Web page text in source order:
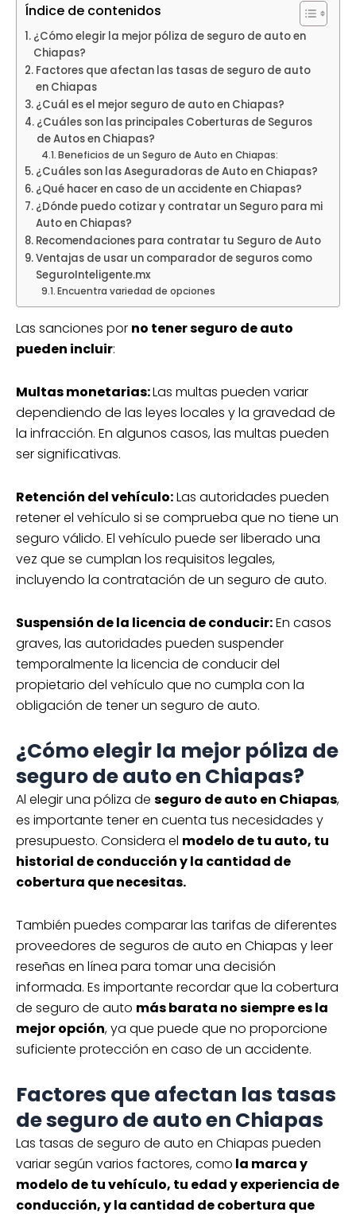
Índice de contenidos
¿Cómo elegir la mejor póliza de seguro de auto en
Chiapas?
Factores que afectan las tasas de seguro de auto
en Chiapas
¿Cuál es el mejor seguro de auto en Chiapas?
¿Cuáles son las principales Coberturas de Seguros
de Autos en Chiapas?
Beneficios de un Seguro de Auto en Chiapas:
¿Cuáles son las Aseguradoras de Auto en Chiapas?
¿Qué hacer en caso de un accidente en Chiapas?
¿Dónde puedo cotizar y contratar un Seguro para mi
Auto en Chiapas?
Recomendaciones para contratar tu Seguro de Auto
Ventajas de usar un comparador de seguros como
SeguroInteligente.mx
Encuentra variedad de opciones
Las sanciones por no tener seguro de auto
pueden incluir:
Multas monetarias:Las multas pueden variar
dependiendo de las leyes locales y la gravedad de
la infracción. En algunos casos, las multas pueden
ser significativas.
Retención del vehículo:Las autoridades pueden
retener el vehículo si se comprueba que no tiene un
seguro válido. El vehículo puede ser liberado una
vez que se cumplan los requisitos legales,
incluyendo la contratación de un seguro de auto.
Suspensión de la licencia de conducir:En casos
graves, las autoridades pueden suspender
temporalmente la licencia de conducir del
propietario del vehículo que no cumpla con la
obligación de tener un seguro de auto.
¿Cómo elegir la mejor póliza de
seguro de auto en Chiapas?
Al elegir una póliza de seguro de auto en Chiapas,
es importante tener en cuenta tus necesidades y
presupuesto. Considera el modelo de tu auto, tu
historial de conducción y la cantidad de
cobertura que necesitas.
También puedes comparar las tarifas de diferentes
proveedores de seguros de auto en Chiapas y leer
reseñas en línea para tomar una decisión
informada. Es importante recordar que la cobertura
de seguro de auto más barata no siempre es la
mejor opción, ya que puede que no proporcione
suficiente protección en caso de un accidente.
Factores que afectan las tasas
de seguro de auto en Chiapas
Las tasas de seguro de auto en Chiapas pueden
variar según varios factores, como la marca y
modelo de tu vehículo, tu edad y experiencia de
conducción, y la cantidad de cobertura que